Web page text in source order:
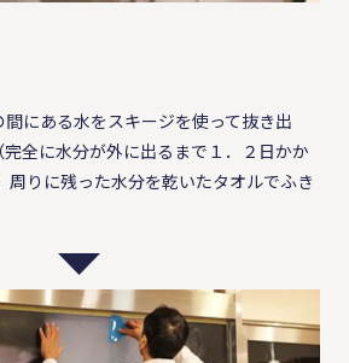
にある水をスキージを使って抜き出
全に水分が外に出るまで１．２日かか
周りに残った水分を乾いたタオルでふき